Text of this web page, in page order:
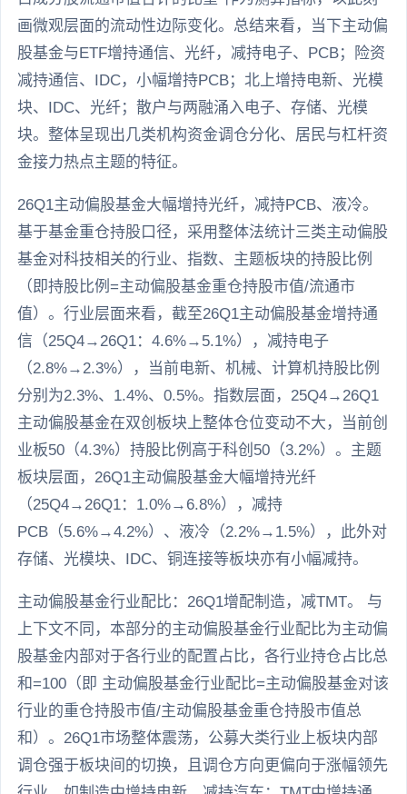
画微观层面的流动性边际变化。总结来看，当下主动偏
股基金与ETF增持通信、光纤，减持电子、PCB；险资
减持通信、IDC，小幅增持PCB；北上增持电新、光模
块、IDC、光纤；散户与两融涌入电子、存储、光模
块。整体呈现出几类机构资金调仓分化、居民与杠杆资
金接力热点主题的特征。
26Q1主动偏股基金大幅增持光纤，减持PCB、液冷。
基于基金重仓持股口径，采用整体法统计三类主动偏股
基金对科技相关的行业、指数、主题板块的持股比例
（即持股比例=主动偏股基金重仓持股市值/流通市
值）。行业层面来看，截至26Q1主动偏股基金增持通
信（25Q4→26Q1：4.6%→5.1%），减持电子
（2.8%→2.3%），当前电新、机械、计算机持股比例
分别为2.3%、1.4%、0.5%。指数层面，25Q4→26Q1
主动偏股基金在双创板块上整体仓位变动不大，当前创
业板50（4.3%）持股比例高于科创50（3.2%）。主题
板块层面，26Q1主动偏股基金大幅增持光纤
（25Q4→26Q1：1.0%→6.8%），减持
PCB（5.6%→4.2%）、液冷（2.2%→1.5%），此外对
存储、光模块、IDC、铜连接等板块亦有小幅减持。
主动偏股基金行业配比：26Q1增配制造，减TMT。 与
上下文不同，本部分的主动偏股基金行业配比为主动偏
股基金内部对于各行业的配置占比，各行业持仓占比总
和=100（即 主动偏股基金行业配比=主动偏股基金对该
行业的重仓持股市值/主动偏股基金重仓持股市值总
和）。26Q1市场整体震荡，公募大类行业上板块内部
调仓强于板块间的切换，且调仓方向更偏向于涨幅领先